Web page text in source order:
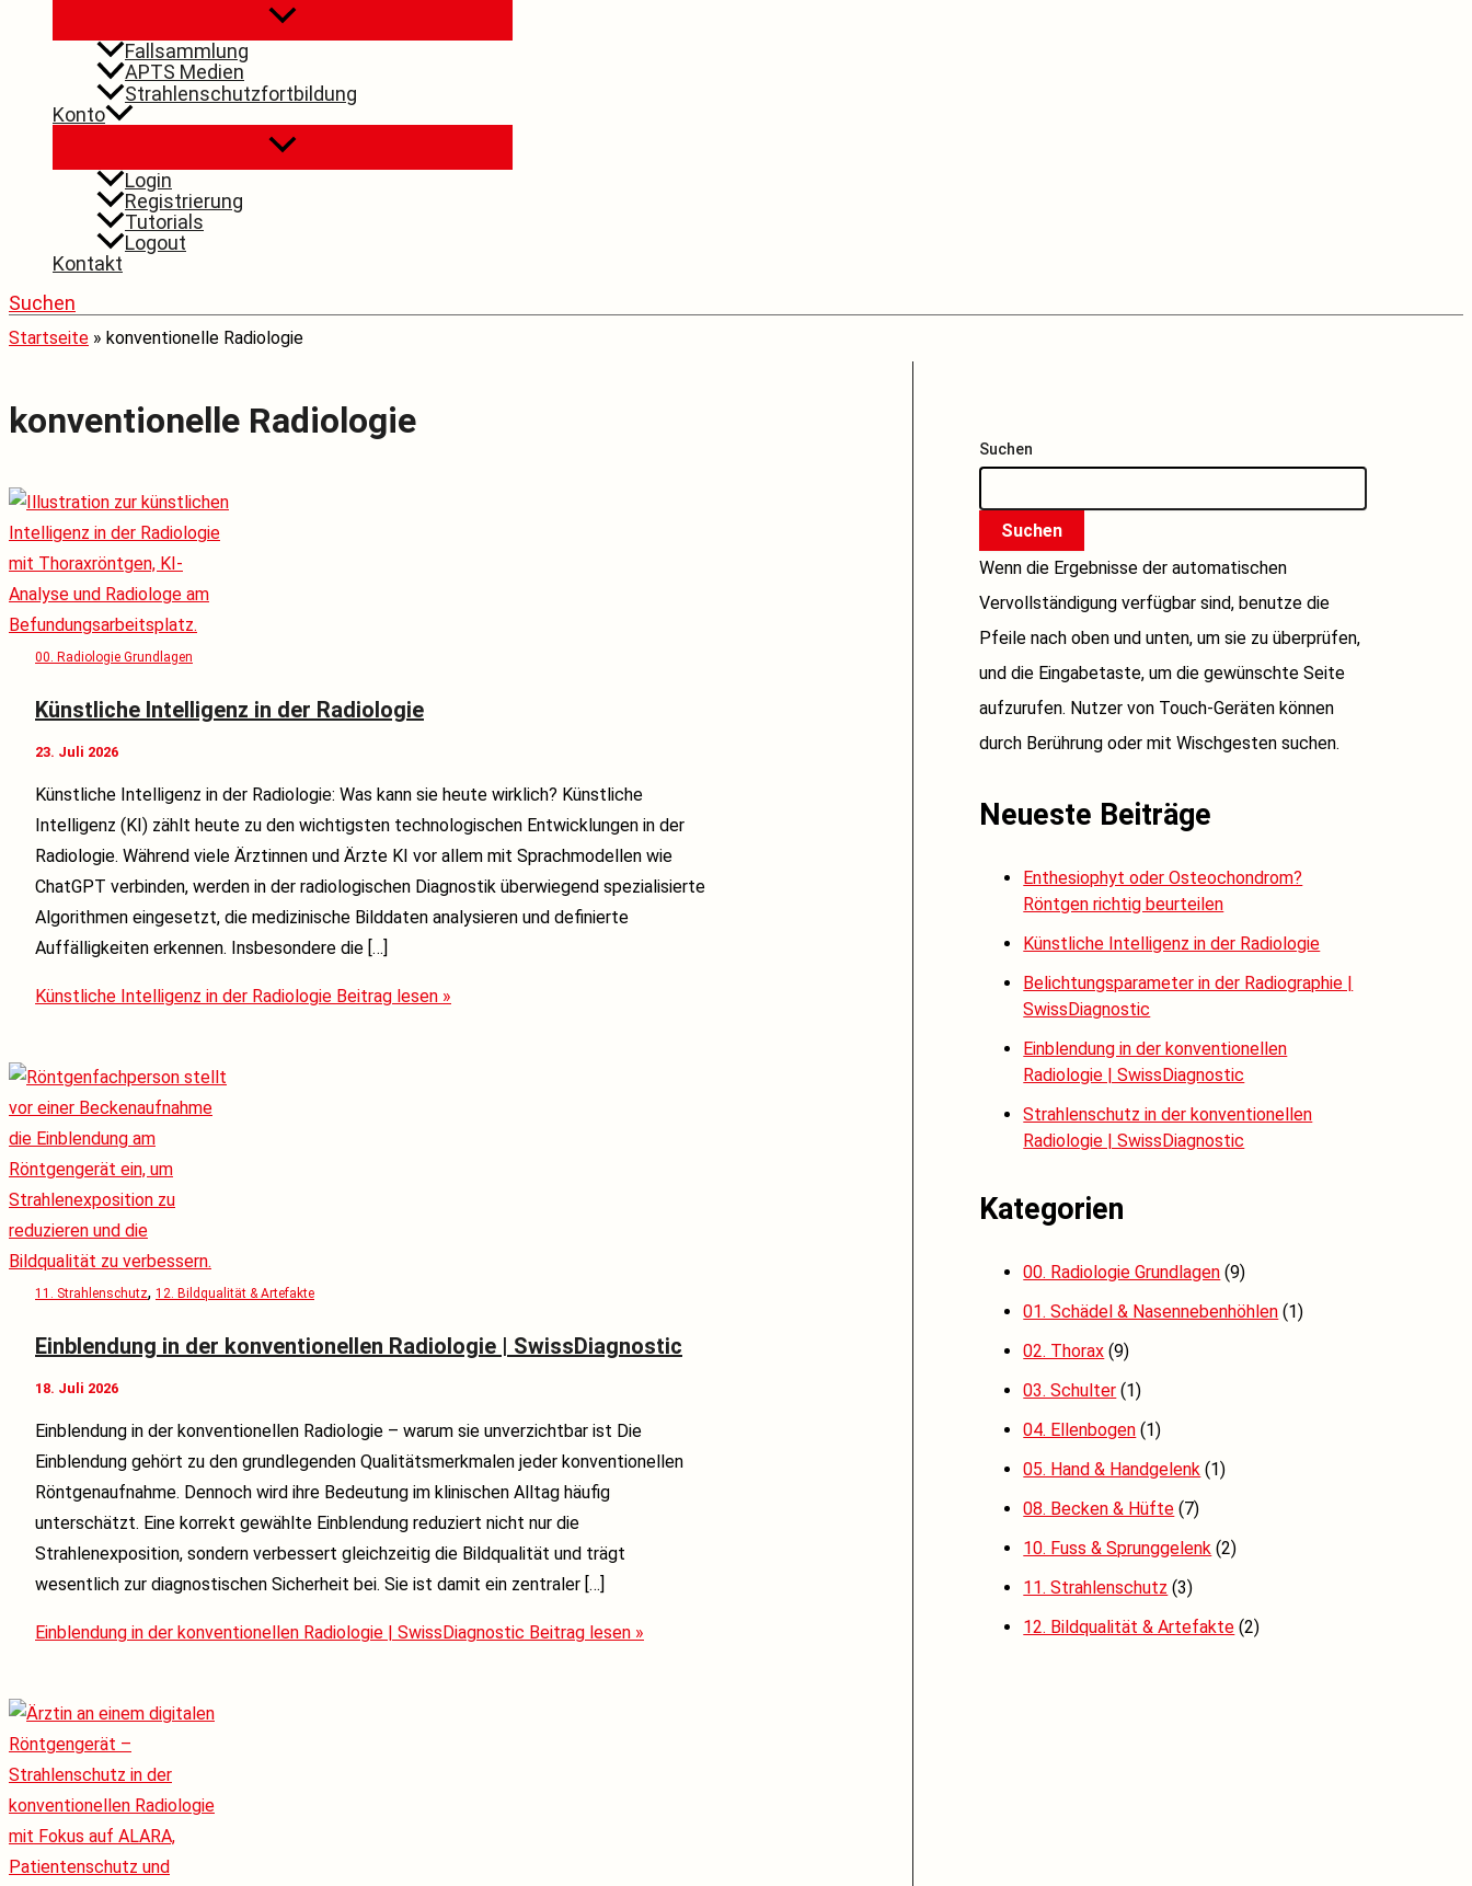
Fallsammlung
APTS Medien
Strahlenschutzfortbildung
Konto
Login
Registrierung
Tutorials
Logout
Kontakt
Suchen
Startseite » konventionelle Radiologie
konventionelle Radiologie
00. Radiologie Grundlagen
Künstliche Intelligenz in der Radiologie
23. Juli 2026
Künstliche Intelligenz in der Radiologie: Was kann sie heute wirklich? Künstliche
Intelligenz (KI) zählt heute zu den wichtigsten technologischen Entwicklungen in der
Radiologie. Während viele Ärztinnen und Ärzte KI vor allem mit Sprachmodellen wie
ChatGPT verbinden, werden in der radiologischen Diagnostik überwiegend spezialisierte
Algorithmen eingesetzt, die medizinische Bilddaten analysieren und definierte
Auffälligkeiten erkennen. Insbesondere die […]
Künstliche Intelligenz in der Radiologie Beitrag lesen »
11. Strahlenschutz, 12. Bildqualität & Artefakte
Einblendung in der konventionellen Radiologie | SwissDiagnostic
18. Juli 2026
Einblendung in der konventionellen Radiologie – warum sie unverzichtbar ist Die
Einblendung gehört zu den grundlegenden Qualitätsmerkmalen jeder konventionellen
Röntgenaufnahme. Dennoch wird ihre Bedeutung im klinischen Alltag häufig
unterschätzt. Eine korrekt gewählte Einblendung reduziert nicht nur die
Strahlenexposition, sondern verbessert gleichzeitig die Bildqualität und trägt
wesentlich zur diagnostischen Sicherheit bei. Sie ist damit ein zentraler […]
Einblendung in der konventionellen Radiologie | SwissDiagnostic Beitrag lesen »
Suchen
Suchen
Wenn die Ergebnisse der automatischen
Vervollständigung verfügbar sind, benutze die
Pfeile nach oben und unten, um sie zu überprüfen,
und die Eingabetaste, um die gewünschte Seite
aufzurufen. Nutzer von Touch-Geräten können
durch Berührung oder mit Wischgesten suchen.
Neueste Beiträge
Enthesiophyt oder Osteochondrom?
Röntgen richtig beurteilen
Künstliche Intelligenz in der Radiologie
Belichtungsparameter in der Radiographie |
SwissDiagnostic
Einblendung in der konventionellen
Radiologie | SwissDiagnostic
Strahlenschutz in der konventionellen
Radiologie | SwissDiagnostic
Kategorien
00. Radiologie Grundlagen (9)
01. Schädel & Nasennebenhöhlen (1)
02. Thorax (9)
03. Schulter (1)
04. Ellenbogen (1)
05. Hand & Handgelenk (1)
08. Becken & Hüfte (7)
10. Fuss & Sprunggelenk (2)
11. Strahlenschutz (3)
12. Bildqualität & Artefakte (2)